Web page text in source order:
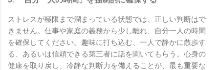
ストレスが極限まで溜まっている状態では、正しい判断はで
きません。仕事や家庭の義務から少し離れ、自分一人の時間
を確保してください。趣味に打ち込む、一人で静かに散歩す
る、あるいは信頼できる第三者に話を聞いてもらう。心身の
健康を取り戻し、冷静な判断力を備えることが、最も重要な